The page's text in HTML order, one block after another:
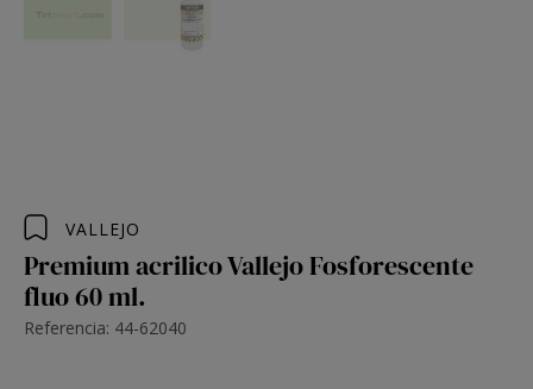
VALLEJO
Premium acrilico Vallejo Fosforescente
fluo 60 ml.
Referencia: 44-62040